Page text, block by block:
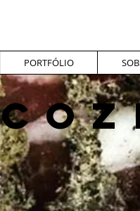
PORTFÓLIO